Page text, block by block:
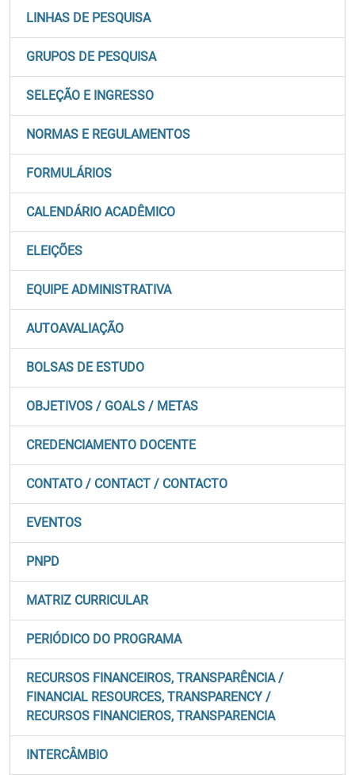
LINHAS DE PESQUISA
GRUPOS DE PESQUISA
SELEÇÃO E INGRESSO
NORMAS E REGULAMENTOS
FORMULÁRIOS
CALENDÁRIO ACADÊMICO
ELEIÇÕES
EQUIPE ADMINISTRATIVA
AUTOAVALIAÇÃO
BOLSAS DE ESTUDO
OBJETIVOS / GOALS / METAS
CREDENCIAMENTO DOCENTE
CONTATO / CONTACT / CONTACTO
EVENTOS
PNPD
MATRIZ CURRICULAR
PERIÓDICO DO PROGRAMA
RECURSOS FINANCEIROS, TRANSPARÊNCIA /
FINANCIAL RESOURCES, TRANSPARENCY /
RECURSOS FINANCIEROS, TRANSPARENCIA
INTERCÂMBIO